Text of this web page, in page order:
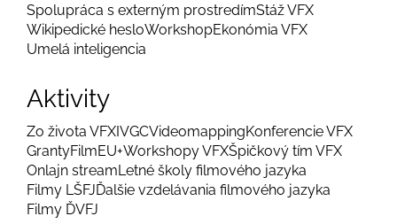
Spolupráca s externým prostredímStáž VFX
Wikipedické hesloWorkshopEkonómia VFX
Umelá inteligencia
Aktivity
Zo života VFXIVGCVideomappingKonferencie VFX
GrantyFilmEU+Workshopy VFXŠpičkový tím VFX
Onlajn streamLetné školy filmového jazyka
Filmy LŠFJĎalšie vzdelávania filmového jazyka
Filmy ĎVFJ